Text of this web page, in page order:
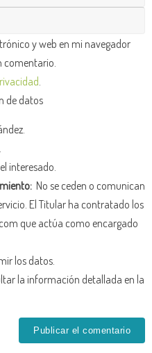
y web en mi navegador
comentario.
de datos
interesado.
No se ceden o comunican
El Titular ha contratado los
que actúa como encargado
los datos.
la información detallada en la